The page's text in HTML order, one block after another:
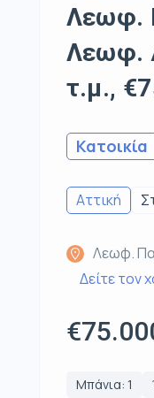
Λεωφ.
Λεωφ.
τ.μ.,
Κατοικία
Αττική
Λεωφ.
Δείτε τον
Μπάνια: 1